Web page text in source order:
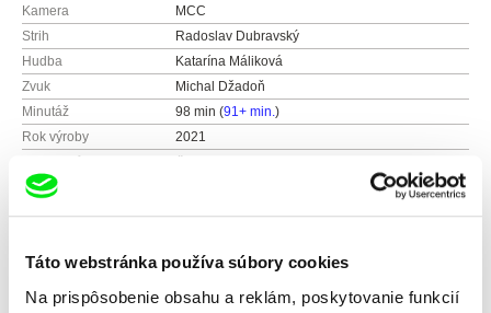
Táto webstránka používa súbory cookies
Na prispôsobenie obsahu a reklám, poskytovanie funkcií
Kamera
MCC
Strih
Radoslav Dubravský
Hudba
Katarína Máliková
Zvuk
Michal Džadoň
Minutáž
98 min (91+ min.)
Rok výroby
2021
Farba
Farebný
web:http://www.bontonfilm.cz